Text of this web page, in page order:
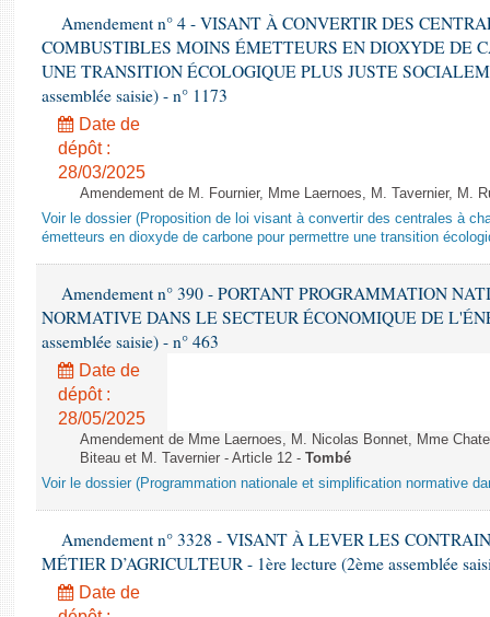
Amendement n° 4 - VISANT À CONVERTIR DES
COMBUSTIBLES MOINS ÉMETTEURS EN DIOXYDE DE
UNE TRANSITION ÉCOLOGIQUE PLUS JUSTE
assemblée saisie) - n° 1173
Date de
dépôt :
28/03/2025
Amendement de M. Fournier, Mme Laernoes, M. Tavernier, M.
Voir le dossier (Proposition de loi visant à convertir des centrales à
émetteurs en dioxyde de carbone pour permettre une transition
Amendement n° 390 - PORTANT PROGRAMMATION
NORMATIVE DANS LE SECTEUR ÉCONOMIQUE DE
assemblée saisie) - n° 463
Date de
dépôt :
28/05/2025
Amendement de Mme Laernoes, M. Nicolas Bonnet, Mme
Biteau et M. Tavernier - Article 12 - Tombé
Voir le dossier (Programmation nationale et simplification normative
Amendement n° 3328 - VISANT À LEVER LES
MÉTIER D’AGRICULTEUR - 1ère lecture (2ème assemblée
Date de